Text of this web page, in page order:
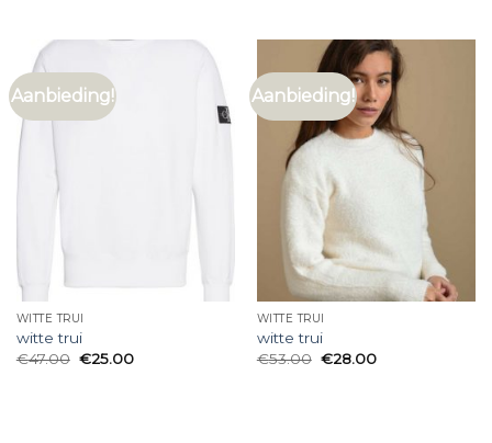
Aanbieding!
WITTE TRUI
witte trui
€47.00 €25.00
Aanbieding!
WITTE TRUI
witte trui
€53.00 €28.00